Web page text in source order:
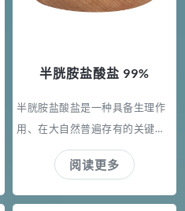
中间体。
半胱胺盐酸盐 99%
半胱胺盐酸盐是一种具备生理作
用、在大自然普遍存有的关键物
质。它在动物与植物身体是各组
织体细胞用于防御力有害物和提
升魅力的一种碳水化合物，也是
阅读更多